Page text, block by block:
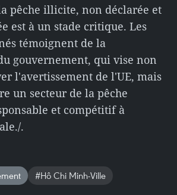
pêche illicite, non déclarée et
est à un stade critique. Les
témoignent de la
gouvernement, qui vise non
l'avertissement de l'UE, mais
un secteur de la pêche
et compétitif à
.
#Hô Chi Minh-Ville